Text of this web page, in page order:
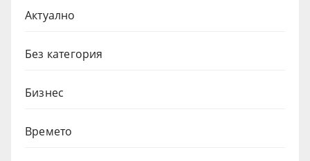
Актуално
Без категория
Бизнес
Времето